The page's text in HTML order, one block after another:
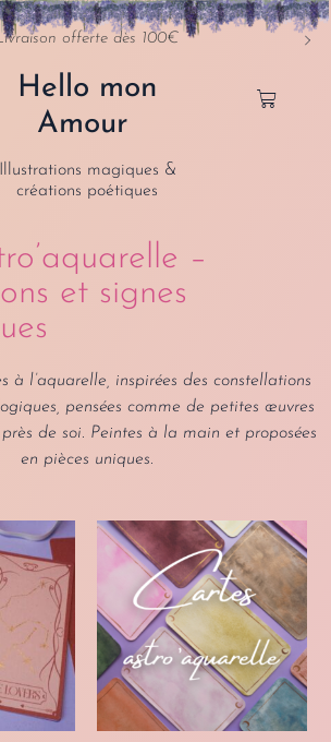
offerte dès 100€
Hello mon
Amour
Illustrations magiques &
créations poétiques
–
et signes
à l’aquarelle, inspirées des constellations
pensées comme de petites œuvres
de soi. Peintes à la main et proposées
en pièces uniques.